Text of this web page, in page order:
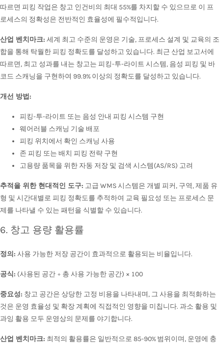
따르면 피킹 작업은 창고 인건비의 최대 55%를 차지할 수 있으므로 이 프
로세스의 정확성은 전반적인 효율성에 필수적입니다.
산업 벤치마크: 세계 최고 수준의 운영은 기술, 프로세스 설계 및 교육의 조
합을 통해 탁월한 피킹 정확도를 달성하고 있습니다. 최근 산업 보고서에
따르면, 최고 성과를 내는 창고는 피킹-투-라이트 시스템, 음성 피킹 및 바
코드 스캐닝을 구현하여 99.9% 이상의 정확도를 달성하고 있습니다.
개선 방법:
피킹-투-라이트 또는 음성 안내 피킹 시스템 구현
웨어러블 스캐닝 기술 배포
피킹 위치에서 확인 스캐닝 사용
존 피킹 또는 배치 피킹 전략 구현
고용량 품목을 위한 자동 저장 및 검색 시스템(AS/RS) 고려
추적을 위한 현대적인 도구: 고급 WMS 시스템은 개별 피커, 구역, 제품 유
형 및 시간대별로 피킹 정확도를 추적하여 교육 필요성 또는 프로세스 문
제를 나타낼 수 있는 패턴을 식별할 수 있습니다.
6. 창고 용량 활용률
정의: 사용 가능한 저장 공간이 효과적으로 활용되는 비율입니다.
공식: (사용된 공간 ÷ 총 사용 가능한 공간) × 100
중요성: 창고 공간은 상당한 고정 비용을 나타내며, 그 사용을 최적화하는
것은 운영 효율성 및 확장 계획에 직접적인 영향을 미칩니다. 과소 활용 및
과잉 활용 모두 운영상의 문제를 야기합니다.
산업 벤치마크: 최적의 활용률은 일반적으로 85-90% 범위이며, 운영에 충